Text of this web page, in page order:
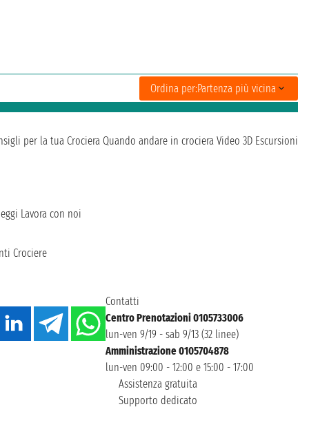
Ordina per:Partenza più vicina
per la tua Crociera Quando andare in crociera Video 3D Escursioni
Lavora con noi
Crociere
Contatti
Centro Prenotazioni 0105733006
lun-ven 9/19 - sab 9/13 (32 linee)
Amministrazione 0105704878
lun-ven 09:00 - 12:00 e 15:00 - 17:00
Assistenza gratuita
Supporto dedicato